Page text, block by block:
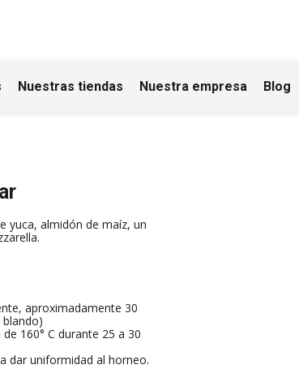
Nuestras tiendas Nuestra empresa Blog
yuca, almidón de maíz, un
aproximadamente 30
160° C durante 25 a 30
dar uniformidad al horneo.